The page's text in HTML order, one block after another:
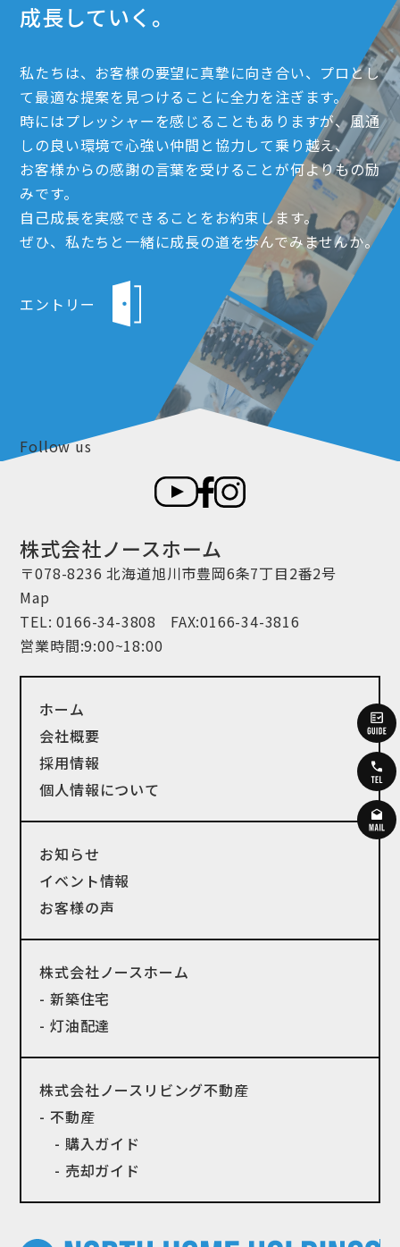
成長していく。
私たちは、お客様の要望に真摯に向き合い、プロとし
て最適な提案を見つけることに全力を注ぎます。
時にはプレッシャーを感じることもありますが、風通
しの良い環境で心強い仲間と協力して乗り越え、
お客様からの感謝の言葉を受けることが何よりもの励
みです。
自己成長を実感できることをお約束します。
ぜひ、私たちと一緒に成長の道を歩んでみませんか。
エントリー
Follow us
ホーム
会社概要
採用情報
個人情報について
お知らせ
イベント情報
お客様の声
株式会社ノースホーム
- 新築住宅
- 灯油配達
株式会社ノースリビング不動産
- 不動産
- 購入ガイド
- 売却ガイド
株式会社ノースホーム
〒078-8236 北海道旭川市豊岡6条7丁目2番2号
Map
TEL:0166-34-3808
FAX:0166-34-3816
営業時間:9:00~18:00